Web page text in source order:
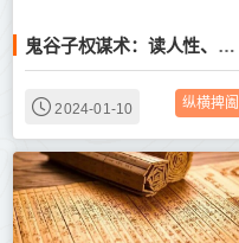
鬼谷子权谋术：读人性、读权谋、读纵横——中经：观人术
2024-01-10 纵横捭阖